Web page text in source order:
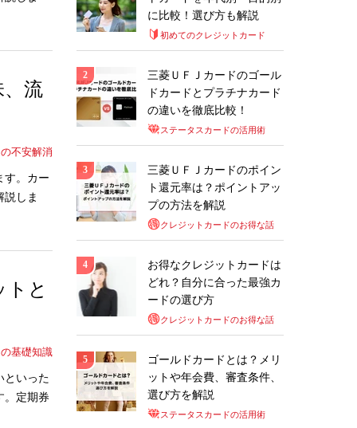
流
不安解消
す。カー
説しま
と
基礎知識
といった
。定期券
に比較！選び方も解説
初めてのクレジットカード
三菱ＵＦＪカードのゴール
ドカードとプラチナカード
の違いを徹底比較！
ステータスカードの活用術
三菱ＵＦＪカードのポイン
ト還元率は？ポイントアッ
プの方法を解説
クレジットカードのお得な話
お得なクレジットカードは
どれ？自分に合った最強カ
ードの選び方
クレジットカードのお得な話
ゴールドカードとは？メリ
ットや年会費、審査条件、
選び方を解説
ステータスカードの活用術